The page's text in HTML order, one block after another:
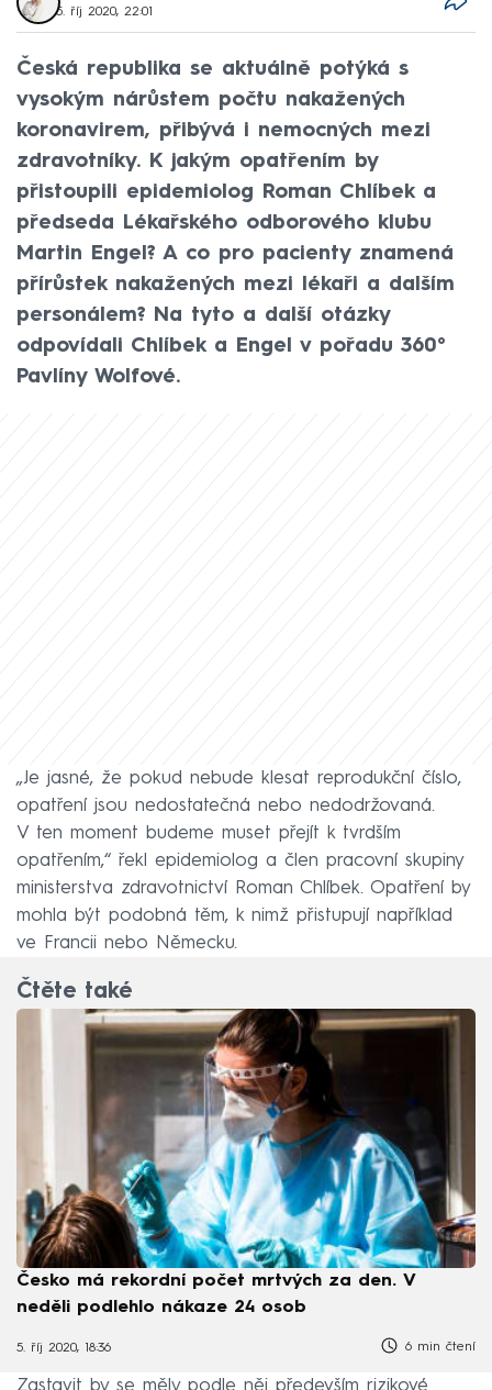
5. říj 2020, 22:01
Česká republika se aktuálně potýká s
vysokým nárůstem počtu nakažených
koronavirem, přibývá i nemocných mezi
zdravotníky. K jakým opatřením by
přistoupili epidemiolog Roman Chlíbek a
předseda Lékařského odborového klubu
Martin Engel? A co pro pacienty znamená
přírůstek nakažených mezi lékaři a dalším
personálem? Na tyto a další otázky
odpovídali Chlíbek a Engel v pořadu 360°
Pavlíny Wolfové.
„Je jasné, že pokud nebude klesat reprodukční číslo,
opatření jsou nedostatečná nebo nedodržovaná.
V ten moment budeme muset přejít k tvrdším
opatřením,“ řekl epidemiolog a člen pracovní skupiny
ministerstva zdravotnictví Roman Chlíbek. Opatření by
mohla být podobná těm, k nimž přistupují například
ve Francii nebo Německu.
Čtěte také
Česko má rekordní počet mrtvých za den. V
neděli podlehlo nákaze 24 osob
5. říj 2020, 18:36 6 min čtení
Zastavit by se měly podle něj především rizikové